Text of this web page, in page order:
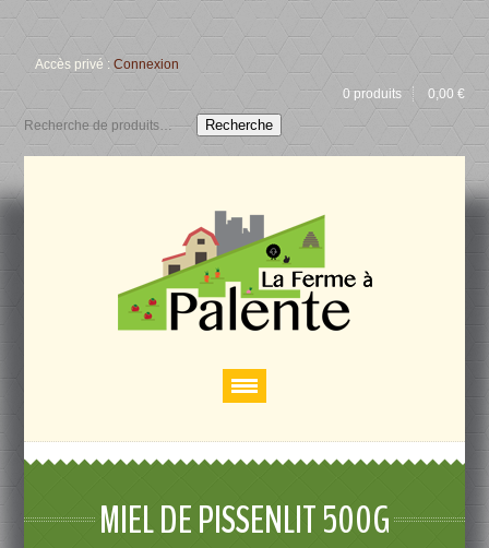
Accès privé :Connexion
0 produits
0,00 €
Recherche
MIEL DE PISSENLIT 500G